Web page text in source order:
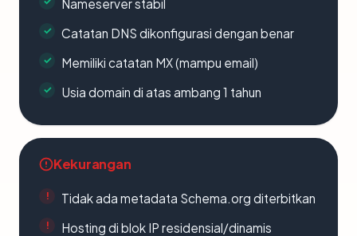
Nameserver stabil
Catatan DNS dikonfigurasi dengan benar
Memiliki catatan MX (mampu email)
Usia domain di atas ambang 1 tahun
Kekurangan
Tidak ada metadata Schema.org diterbitkan
Hosting di blok IP residensial/dinamis